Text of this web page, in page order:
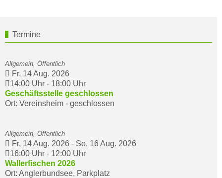
Termine
Allgemein, Öffentlich
Fr, 14 Aug. 2026
14:00 Uhr - 18:00 Uhr
Geschäftsstelle geschlossen
Ort: Vereinsheim - geschlossen
Allgemein, Öffentlich
Fr, 14 Aug. 2026 - So, 16 Aug. 2026
16:00 Uhr - 12:00 Uhr
Wallerfischen 2026
Ort: Anglerbundsee, Parkplatz